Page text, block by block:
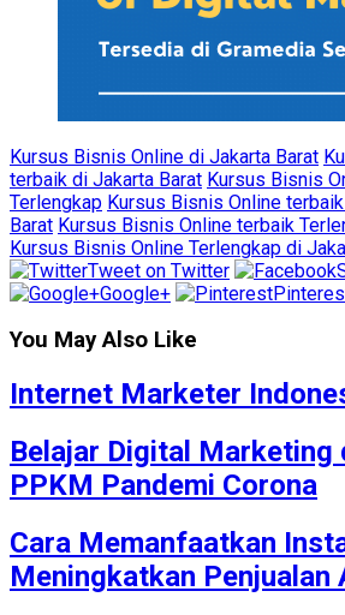
Kursus Bisnis Online di Jakarta Barat
terbaik di Jakarta Barat Kursus Bisnis
Terlengkap Kursus Bisnis Online
Barat Kursus Bisnis Online terbaik
Kursus Bisnis Online Terlengkap di
Tweet on Twitter
Google+
You May Also Like
Internet Marketer
Belajar Digital Marketing
PPKM Pandemi Corona
Cara Memanfaatkan
Meningkatkan Penjualan